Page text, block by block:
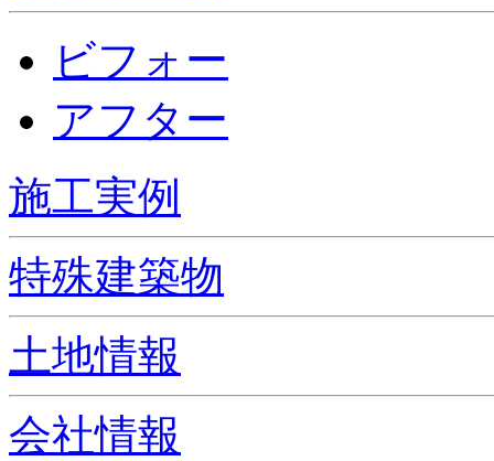
ビフォー
アフター
施工実例
特殊建築物
土地情報
会社情報